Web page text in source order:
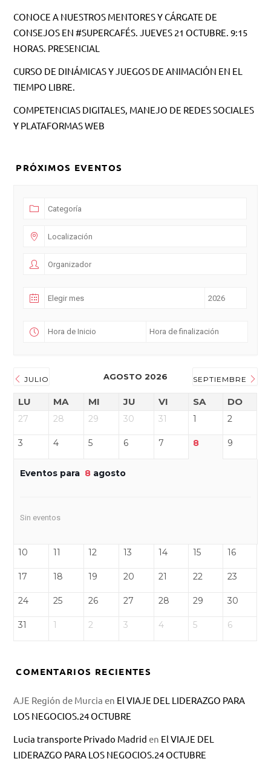
CONOCE A NUESTROS MENTORES Y CÁRGATE DE
CONSEJOS EN #SUPERCAFÉS. JUEVES 21 OCTUBRE. 9:15
HORAS. PRESENCIAL
CURSO DE DINÁMICAS Y JUEGOS DE ANIMACIÓN EN EL
TIEMPO LIBRE.
COMPETENCIAS DIGITALES, MANEJO DE REDES SOCIALES
Y PLATAFORMAS WEB
PRÓXIMOS EVENTOS
JULIO AGOSTO 2026 SEPTIEMBRE
LU MA MI JU VI SA DO
27 28 29 30 31 1 2
3 4 5 6 7 8 9
Eventos para 8 agosto
Sin eventos
10 11 12 13 14 15 16
17 18 19 20 21 22 23
24 25 26 27 28 29 30
31 1 2 3 4 5 6
COMENTARIOS RECIENTES
AJE Región de Murcia en El VIAJE DEL LIDERAZGO PARA
LOS NEGOCIOS.24 OCTUBRE
Lucia transporte Privado Madrid en El VIAJE DEL
LIDERAZGO PARA LOS NEGOCIOS.24 OCTUBRE